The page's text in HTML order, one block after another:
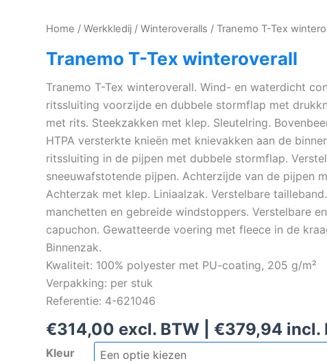
Home / Werkkledij / Winteroveralls / Tranemo T-Tex
Tranemo T-Tex winteroverall
Tranemo T-Tex winteroverall. Wind- en waterdicht
ritssluiting voorzijde en dubbele stormflap met
met rits. Steekzakken met klep. Sleutelring.
HTPA versterkte knieën met knievakken aan de
ritssluiting in de pijpen met dubbele stormflap.
sneeuwafstotende pijpen. Achterzijde van de pijpen
Achterzak met klep. Liniaalzak. Verstelbare
manchetten en gebreide windstoppers. Verstelbare
capuchon. Gewatteerde voering met fleece in de
Binnenzak.
Kwaliteit: 100% polyester met PU-coating, 205 g/m²
Verpakking: per stuk
Referentie: 4-621046
€314,00 excl. BTW | €379,94 incl.
Kleur